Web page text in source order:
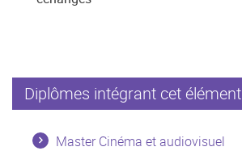
Diplômes intégrant cet élément
Master Cinéma et audiovisuel